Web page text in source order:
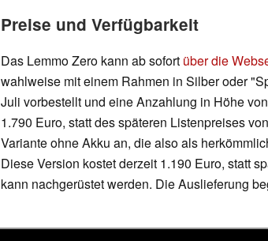
Preise und Verfügbarkeit
Das Lemmo Zero kann ab sofort über die
wahlweise mit einem Rahmen in Silber oder
Juli vorbestellt und eine Anzahlung in Höhe
1.790 Euro, statt des späteren Listenpreises
Variante ohne Akku an, die also als
Diese Version kostet derzeit 1.190 Euro, statt
kann nachgerüstet werden. Die Auslieferung